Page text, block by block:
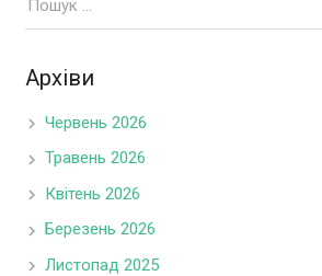
Архіви
Червень 2026
Травень 2026
Квітень 2026
Березень 2026
Листопад 2025